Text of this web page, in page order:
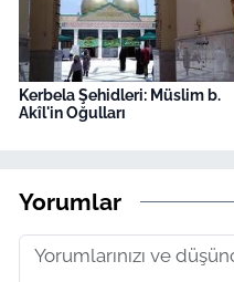
Kerbela Şehidleri: Müslim b.
Akîl'in Oğulları
Yorumlar